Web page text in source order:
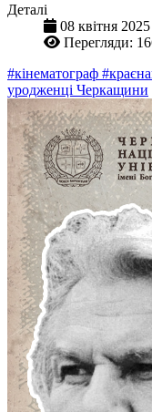
Деталі
08 квітня 2025
Перегляди:
#кінематограф
уродженці Черкащини